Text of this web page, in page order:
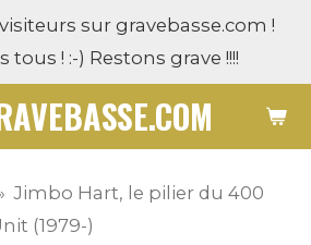
sur gravebasse.com !
tous ! :-) Restons grave !!!!
Jimbo Hart, le pilier du 400
(1979-)